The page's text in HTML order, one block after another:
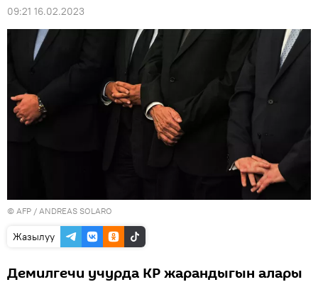
09:21 16.02.2023
© AFP / ANDREAS SOLARO
Жазылуу
Демилгечи учурда КР жарандыгын алары